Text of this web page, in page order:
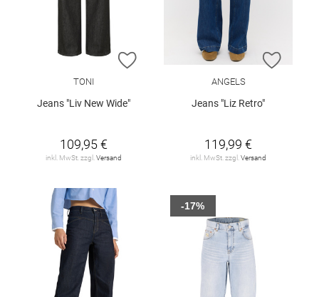
ZUR WUNSCHLISTE HINZUFÜGEN
TONI
Jeans "Liv New Wide"
109,95 €
inkl. MwSt. zzgl.Versand
ZUR
ANGELS
Jeans "Liz Retro"
119,99 €
inkl. MwSt. zzgl.Versand
-17%